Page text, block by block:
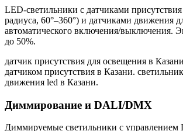
LED-светильники с датчиками
радиуса, 60°–360°) и датчиками движения
автоматического включения/выключения.
до 50%.
датчик присутствия для освещения в
датчиком присутствия в Казани.
движения led в Казани.
Диммирование и DALI/DMX
Диммируемые светильники с